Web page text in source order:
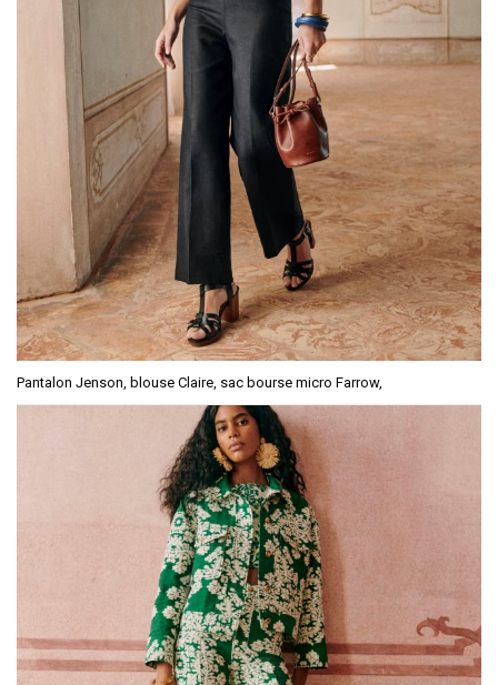
Pantalon Jenson, blouse Claire, sac bourse micro Farrow,